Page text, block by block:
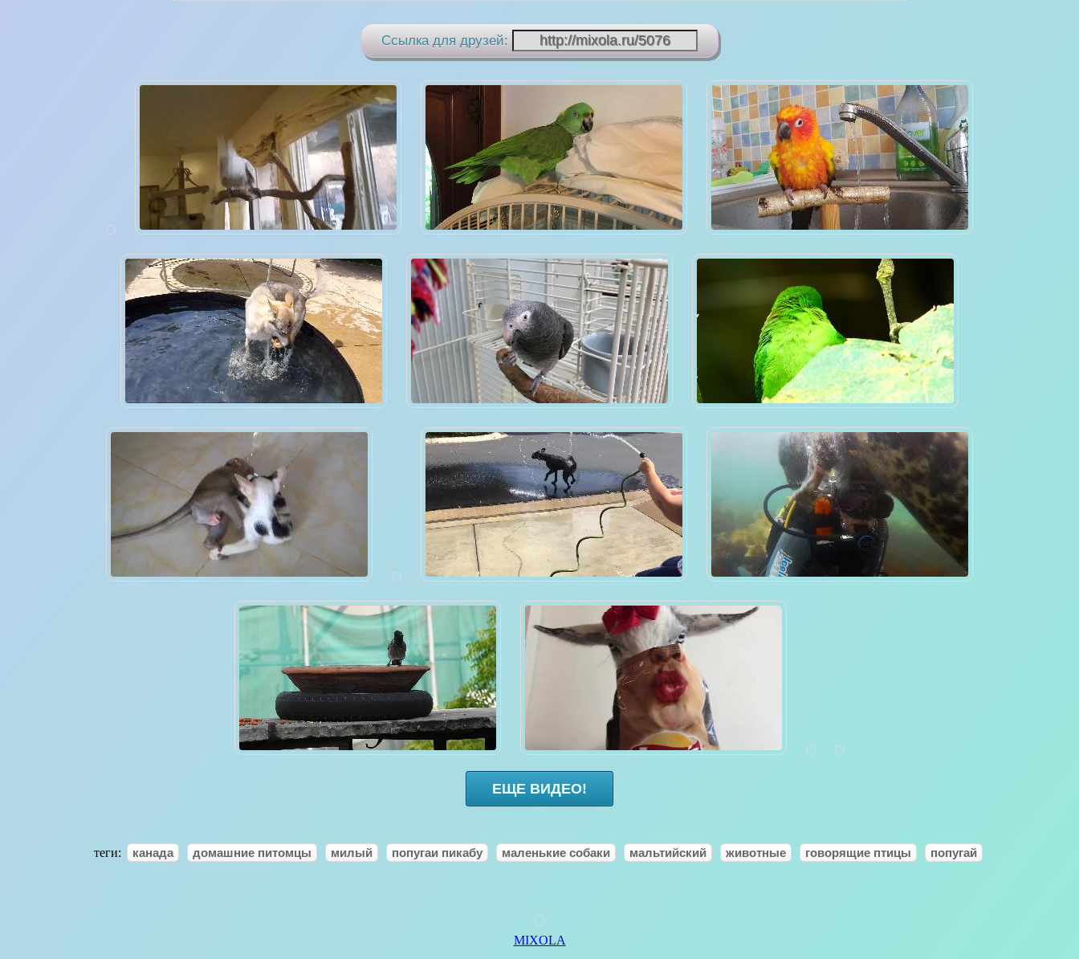
Ссылка для друзей:
ЕЩЕ ВИДЕО!
теги: канада домашние питомцы милый попугаи пикабу маленькие собаки мальтийский животные говорящие птицы попугай
MIXOLA